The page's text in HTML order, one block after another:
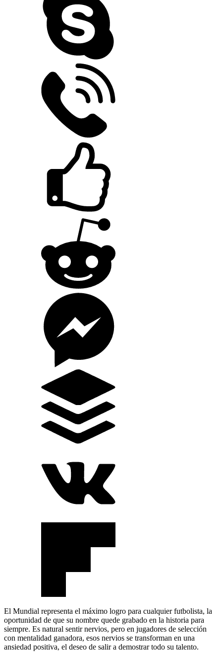
El Mundial representa el máximo logro para cualquier futbolista, la
oportunidad de que su nombre quede grabado en la historia para
siempre. Es natural sentir nervios, pero en jugadores de selección
con mentalidad ganadora, esos nervios se transforman en una
ansiedad positiva, el deseo de salir a demostrar todo su talento.